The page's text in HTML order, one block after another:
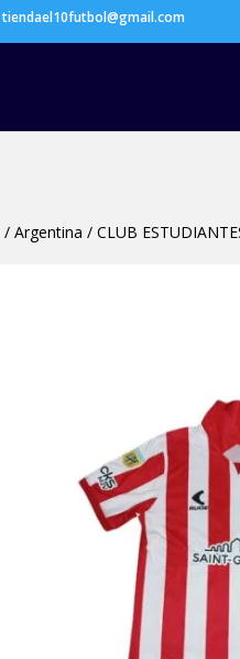
tiendael10futbol@gmail.com
/Argentina /CLUB